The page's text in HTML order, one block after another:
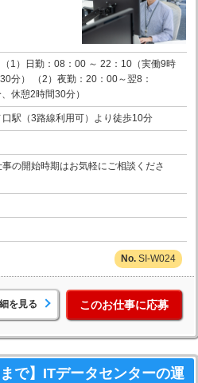
（1）日勤：08：00 ～ 22：10（実働9時
分） （2）夜勤：20：00～翌8：
休憩2時間30分）
駅（3路線利用可）より徒歩10分
の開始時期はお気軽にご相談くださ
SI-W024
を見る このお仕事に応募
で】ITデータセンターの運